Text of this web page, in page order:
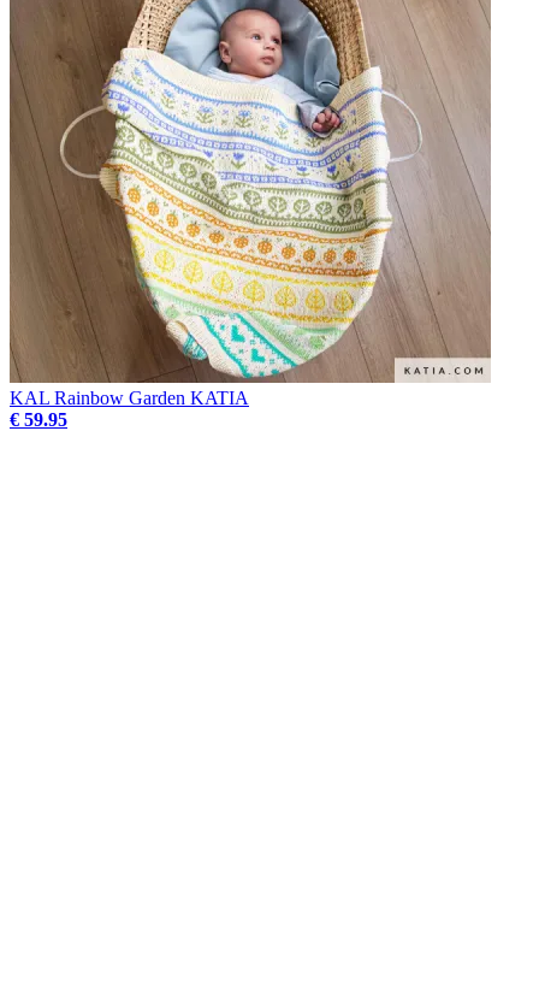
KAL Rainbow Garden KATIA
€ 59.95